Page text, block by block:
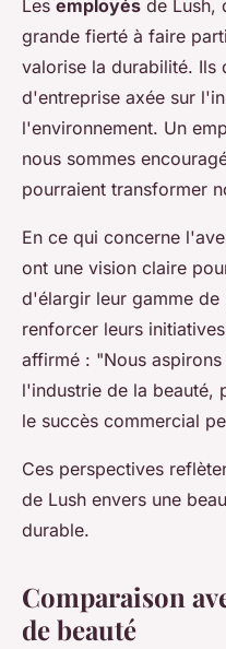
Les employés de Lush,
grande fierté à faire
valorise la durabilité. Ils
d'entreprise axée sur
l'environnement. Un
nous sommes
pourraient transformer
En ce qui concerne
ont une vision claire
d'élargir leur gamme
renforcer leurs
affirmé : "Nous
l'industrie de la beauté,
le succès commercial
Ces perspectives
de Lush envers une
durable.
Comparaison
de beauté